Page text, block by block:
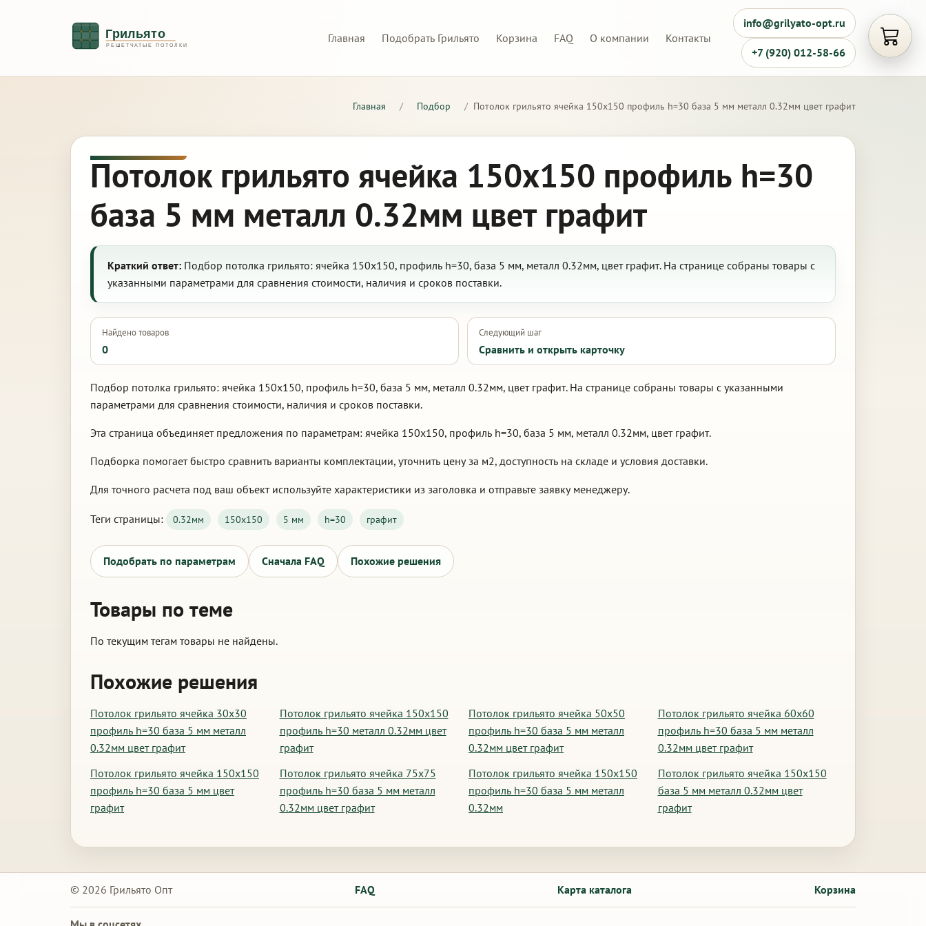
Главная Подобрать Грильято Корзина FAQ О компании Контакты
info@grilyato-opt.ru
+7 (920) 012-58-66
Главная / Подбор / Потолок грильято ячейка 150х150 профиль h=30 база 5 мм металл 0.32мм цвет графит
Потолок грильято ячейка 150х150 профиль h=30
база 5 мм металл 0.32мм цвет графит
Краткий ответ: Подбор потолка грильято: ячейка 150х150, профиль h=30, база 5 мм, металл 0.32мм, цвет графит. На странице собраны товары с
указанными параметрами для сравнения стоимости, наличия и сроков поставки.
Найдено товаров
0
Следующий шаг
Сравнить и открыть карточку
Подбор потолка грильято: ячейка 150х150, профиль h=30, база 5 мм, металл 0.32мм, цвет графит. На странице собраны товары с указанными
параметрами для сравнения стоимости, наличия и сроков поставки.
Эта страница объединяет предложения по параметрам: ячейка 150х150, профиль h=30, база 5 мм, металл 0.32мм, цвет графит.
Подборка помогает быстро сравнить варианты комплектации, уточнить цену за м2, доступность на складе и условия доставки.
Для точного расчета под ваш объект используйте характеристики из заголовка и отправьте заявку менеджеру.
Теги страницы: 0.32мм 150х150 5 мм h=30 графит
Подобрать по параметрам Сначала FAQ Похожие решения
Товары по теме
По текущим тегам товары не найдены.
Похожие решения
Потолок грильято ячейка 30х30
профиль h=30 база 5 мм металл
0.32мм цвет графит
Потолок грильято ячейка 150х150
профиль h=30 металл 0.32мм цвет
графит
Потолок грильято ячейка 50х50
профиль h=30 база 5 мм металл
0.32мм цвет графит
Потолок грильято ячейка 60х60
профиль h=30 база 5 мм металл
0.32мм цвет графит
Потолок грильято ячейка 150х150
профиль h=30 база 5 мм цвет
графит
Потолок грильято ячейка 75х75
профиль h=30 база 5 мм металл
0.32мм цвет графит
Потолок грильято ячейка 150х150
профиль h=30 база 5 мм металл
0.32мм
Потолок грильято ячейка 150х150
база 5 мм металл 0.32мм цвет
графит
© 2026 Грильято Опт FAQ Карта каталога Корзина
Открыть